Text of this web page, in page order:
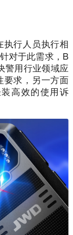
执行人员执行相
对于此需求，B
警用行业领域应
要求，另一方面
高效的使用诉